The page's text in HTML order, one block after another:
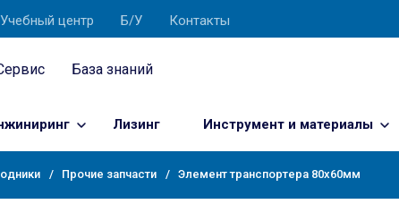
Учебный центр Б/У Контакты
База знаний
Лизинг Инструмент и материалы
Прочие запчасти Элемент транспортера 80х60мм